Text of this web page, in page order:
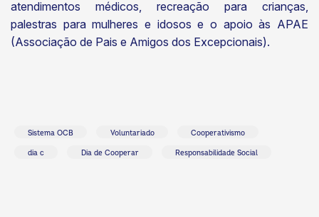
atendimentos médicos, recreação para crianças,
palestras para mulheres e idosos e o apoio às APAE
(Associação de Pais e Amigos dos Excepcionais).
Sistema OCB Voluntariado Cooperativismo
dia c Dia de Cooperar Responsabilidade Social